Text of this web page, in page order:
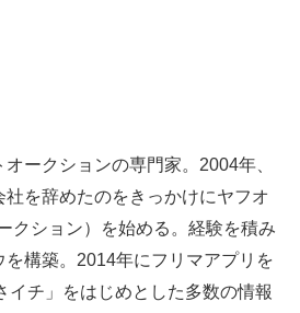
ト
援
イト
イト
ア
ークションの専門家。2004年、
を辞めたのをきっかけにヤフオ
クション）を始める。経験を積み
構築。2014年にフリマアプリを
イチ」をはじめとした多数の情報